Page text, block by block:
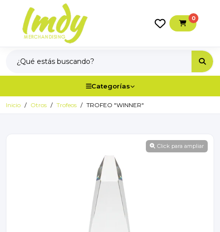
0
Categorías
Inicio Otros Trofeos TROFEO "WINNER"
Click para ampliar